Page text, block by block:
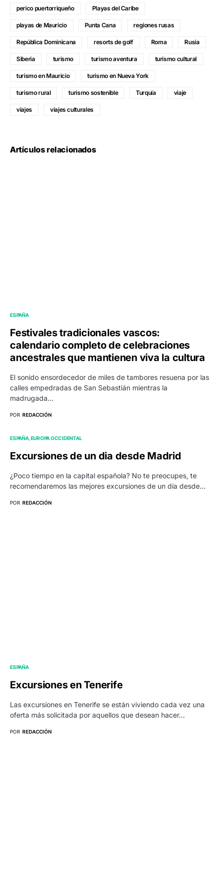
perico puertorriqueño Playas del Caribe
playas de Mauricio Punta Cana regiones rusas
República Dominicana resorts de golf Roma Rusia
Siberia turismo turismo aventura turismo cultural
turismo en Mauricio turismo en Nueva York
turismo rural turismo sostenible Turquía viaje
viajes viajes culturales
Artículos relacionados
ESPAÑA
Festivales tradicionales vascos:
calendario completo de celebraciones
ancestrales que mantienen viva la cultura
El sonido ensordecedor de miles de tambores resuena por las
calles empedradas de San Sebastián mientras la
madrugada…
POR REDACCIÓN
ESPAÑA EUROPA OCCIDENTAL
Excursiones de un dia desde Madrid
¿Poco tiempo en la capital española? No te preocupes, te
recomendaremos las mejores excursiones de un día desde…
POR REDACCIÓN
ESPAÑA
Excursiones en Tenerife
Las excursiones en Tenerife se están viviendo cada vez una
oferta más solicitada por aquellos que desean hacer…
POR REDACCIÓN